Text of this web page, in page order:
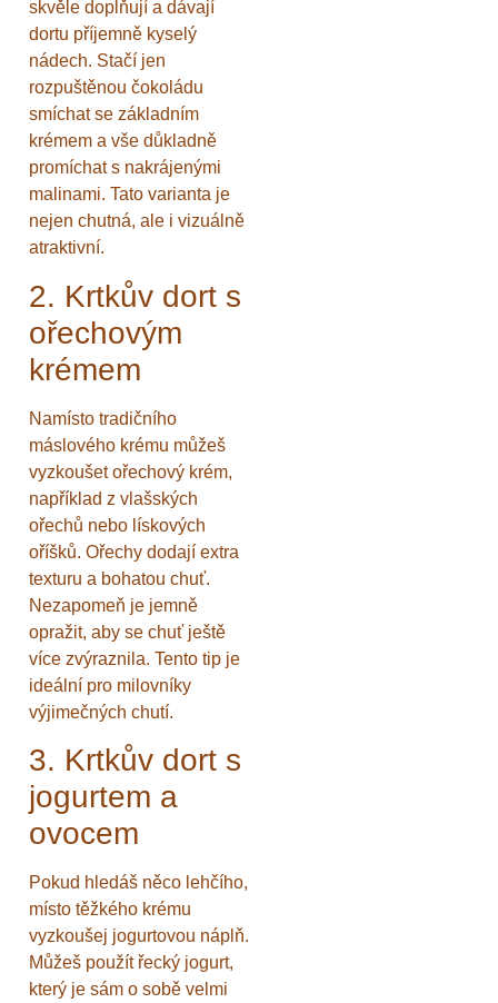
skvěle doplňují a dávají
dortu příjemně kyselý
nádech. Stačí jen
rozpuštěnou čokoládu
smíchat se základním
krémem a vše důkladně
promíchat s nakrájenými
malinami. Tato varianta je
nejen chutná, ale i vizuálně
atraktivní.
2. Krtkův dort s
ořechovým
krémem
Namísto tradičního
máslového krému můžeš
vyzkoušet ořechový krém,
například z vlašských
ořechů nebo lískových
oříšků. Ořechy dodají extra
texturu a bohatou chuť.
Nezapomeň je jemně
opražit, aby se chuť ještě
více zvýraznila. Tento tip je
ideální pro milovníky
výjimečných chutí.
3. Krtkův dort s
jogurtem a
ovocem
Pokud hledáš něco lehčího,
místo těžkého krému
vyzkoušej jogurtovou náplň.
Můžeš použít řecký jogurt,
který je sám o sobě velmi